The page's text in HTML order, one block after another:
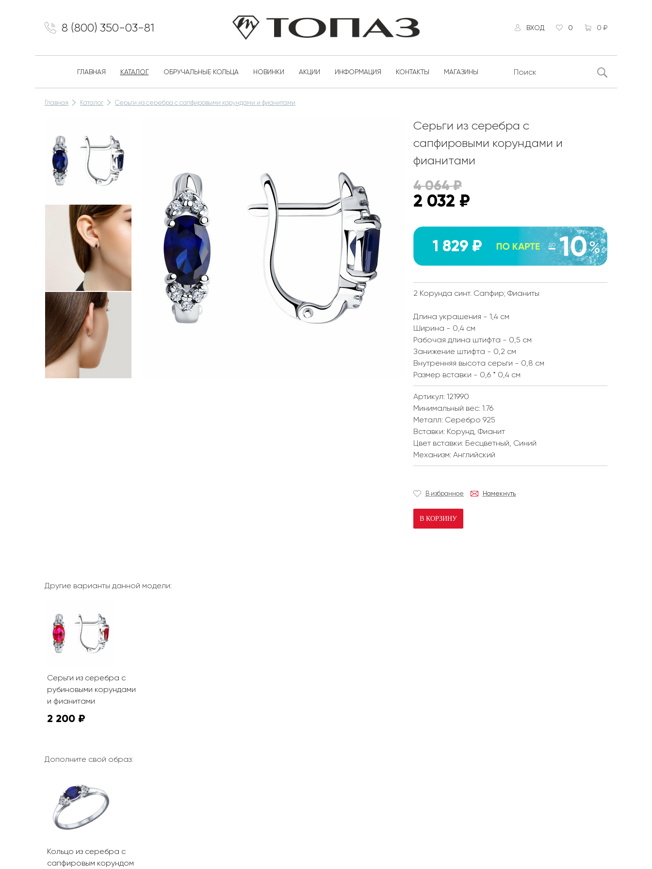
8 (800) 350-03-81 ВХОД 0 0 ₽
ГЛАВНАЯ КАТАЛОГ ОБРУЧАЛЬНЫЕ КОЛЬЦА НОВИНКИ АКЦИИ ИНФОРМАЦИЯ КОНТАКТЫ МАГАЗИНЫ
Главная Каталог Серьги из серебра с сапфировыми корундами и фианитами
Серьги из серебра с
сапфировыми корундами и
фианитами
4 064₽
2 032 ₽
1 829 ₽
2 Корунда синт. Сапфир; Фианиты
Длина украшения - 1,4 см
Ширина - 0,4 см
Рабочая длина штифта - 0,5 см
Занижение штифта - 0,2 см
Внутренняя высота серьги - 0,8 см
Размер вставки - 0,6 * 0,4 см
Артикул: 121990
Минимальный вес: 1.76
Металл: Серебро 925
Вставки: Корунд, Фианит
Цвет вставки: Бесцветный, Синий
Механизм: Английский
В избранное Намекнуть
В КОРЗИНУ
Другие варианты данной модели:
Серьги из серебра с
рубиновыми корундами
и фианитами
2 200 ₽
Дополните свой образ:
Кольцо из серебра с
сапфировым корундом